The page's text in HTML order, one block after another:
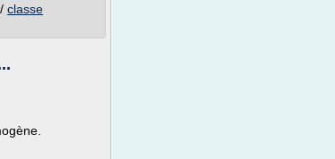
/ classe